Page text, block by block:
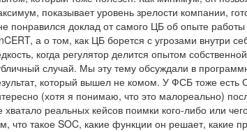
показывает уровень зрелости компании,
понравился доклад от самого ЦБ об опыте
а о том, как ЦБ борется с угрозами внутри
когда регулятор делится опытом
случай. Мы эту тему обсуждали в
который вышел не комом. У ФСБ тоже
(хотя я понимаю, что это малореально)
хватало реальных кейсов поимки кого-либо или
что такое SOC, какие функции он решает, какие